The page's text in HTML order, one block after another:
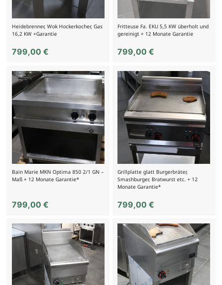
Heidebrenner, Wok Hockerkocher, Gas
16,2 KW +Garantie
799,00 €
Fritteuse Fa. EKU 5,5 KW überholt und
gereinigt + 12 Monate Garantie
799,00€
Bain Marie MKN Optima 850 2/1 GN –
Maß + 12 Monate Garantie*
799,00 €
Grillplatte glatt Burgerbräter,
Smashburger, Bratwurst etc. + 12
Monate Garantie*
799,00€